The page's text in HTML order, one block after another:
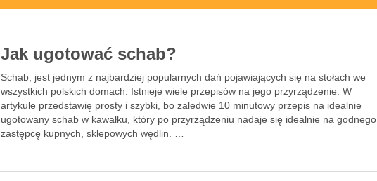
Jak ugotować schab?
Schab, jest jednym z najbardziej popularnych dań pojawiających się na stołach we
wszystkich polskich domach. Istnieje wiele przepisów na jego przyrządzenie. W
artykule przedstawię prosty i szybki, bo zaledwie 10 minutowy przepis na idealnie
ugotowany schab w kawałku, który po przyrządzeniu nadaje się idealnie na godnego
zastępcę kupnych, sklepowych wędlin. …